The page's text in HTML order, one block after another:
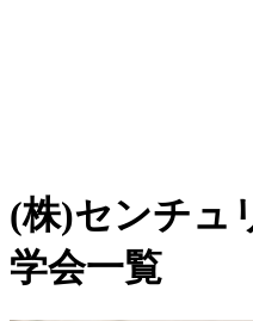
(株)センチュ
学会一覧